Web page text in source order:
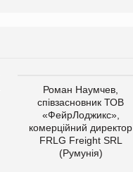
Роман Наумчев,
співзасновник ТОВ
«ФейрЛоджикс»,
комерційний директор
FRLG Freight SRL
(Румунія)